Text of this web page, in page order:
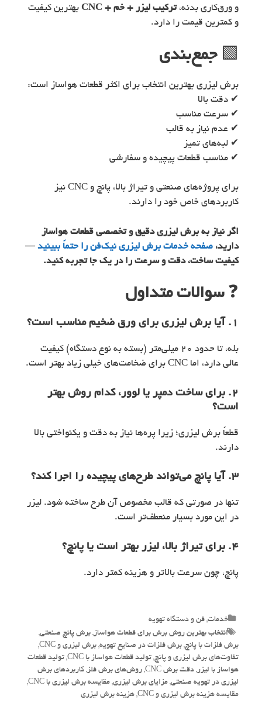
و ورق‌کاری بدنه،ترکیب لیزر + خم + CNC
بهترین کیفیت
و کمترین قیمت را دارد.
🟩جمع‌بندی
برش لیزری بهترین انتخاب برای اکثر قطعات هواساز است:
✔ دقت بالا
✔ سرعت مناسب
✔ عدم نیاز به قالب
✔ لبه‌های تمیز
✔ مناسب قطعات پیچیده و سفارشی
برای پروژه‌های صنعتی و تیراژ بالا، پانچ و CNC نیز
کاربردهای خاص خود را دارند.
اگر نیاز به برش لیزری دقیق و تخصصی قطعات هواساز
دارید، صفحه خدمات برش لیزری نیک‌فن را حتماً ببینید —
کیفیت ساخت، دقت و سرعت را در یک جا تجربه کنید.
❓سوالات متداول
۱. آیا برش لیزری برای ورق ضخیم مناسب است؟
بله، تا حدود 20 میلی‌متر (بسته به نوع دستگاه) کیفیت
عالی دارد، اما CNC برای ضخامت‌های خیلی زیاد بهتر است.
۲. برای ساخت دمپر یا لوور، کدام روش بهتر
است؟
قطعاً برش لیزری؛ زیرا پره‌ها نیاز به دقت و یکنواختی بالا
دارند.
۳. آیا پانچ می‌تواند طرح‌های پیچیده را اجرا کند؟
تنها در صورتی که قالب مخصوص آن طرح ساخته شود. لیزر
در این مورد بسیار منعطف‌تر است.
۴. برای تیراژ بالا، لیزر بهتر است یا پانچ؟
پانچ، چون سرعت بالاتر و هزینه کمتر دارد.
Categories
خدمات, فن و دستگاه تهویه
Tags
انتخاب بهترین روش برش برای قطعات هواساز, برش پانچ صنعتی,
برش فلزات با پانچ, برش فلزات در صنایع تهویه, برش لیزری و CNC
,
تفاوت‌های برش لیزری و پانچ, تولید قطعات هواساز با CNC , تولید قطعات
هواساز با لیزر, دقت برش CNC , روش‌های برش فلز, کاربردهای برش
لیزری در تهویه صنعتی, مزایای برش لیزری, مقایسه برش لیزری با CNC
,
مقایسه هزینه برش لیزری و CNC
, هزینه برش لیزری